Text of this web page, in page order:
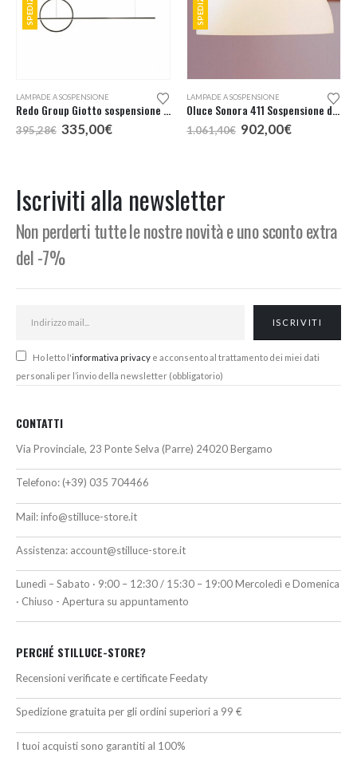
LAMPADE A SOSPENSIONE
Redo Group Giotto sospensione LED 143
395,28€ Il
prezzo
335,00€Il
LAMPADE A SOSPENSIONE
Oluce Sonora 411 Sospensione d. 50
1.061,40€ Il
prezzo
902,00€Il
Iscriviti alla newsletter
Non perderti tutte le nostre novità e uno sconto extra
del -7%
Ho letto l'informativa privacy e acconsento al trattamento dei miei dati
personali per l’invio della newsletter (obbligatorio)
CONTATTI
Via Provinciale, 23 Ponte Selva (Parre) 24020 Bergamo
Telefono: (+39) 035 704466
Mail:info@stilluce-store.it
Assistenza: account@stilluce-store.it
Lunedì – Sabato · 9:00 – 12:30 / 15:30 – 19:00 Mercoledì e Domenica
· Chiuso - Apertura su appuntamento
PERCHÉ STILLUCE-STORE?
Recensioni verificate e certificate Feedaty
Spedizione gratuita per gli ordini superiori a 99 €
I tuoi acquisti sono garantiti al 100%